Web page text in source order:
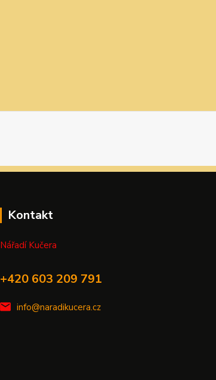
Kontakt
Nářadí Kučera
+420 603 209 791
info@naradikucera.cz